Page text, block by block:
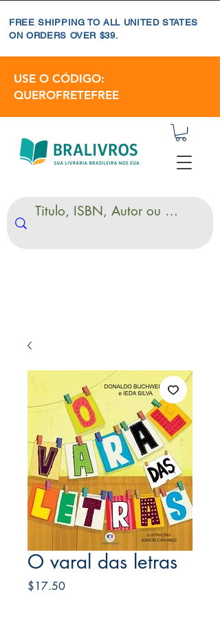
FREE SHIPPING TO ALL UNITED STATES
ON ORDERS OVER $39.
USE O CÓDIGO:
QUEROFRETEFREE
O varal das letras
$17.50Price